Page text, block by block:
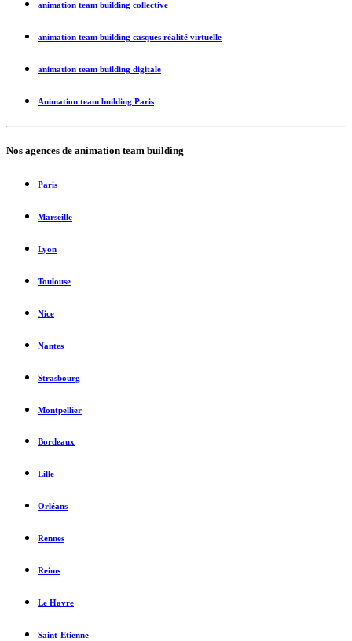
animation team building collective
animation team building casques réalité virtuelle
animation team building digitale
Animation team building Paris
Nos agences de animation team building
Paris
Marseille
Lyon
Toulouse
Nice
Nantes
Strasbourg
Montpellier
Bordeaux
Lille
Orléans
Rennes
Reims
Le Havre
Saint-Etienne